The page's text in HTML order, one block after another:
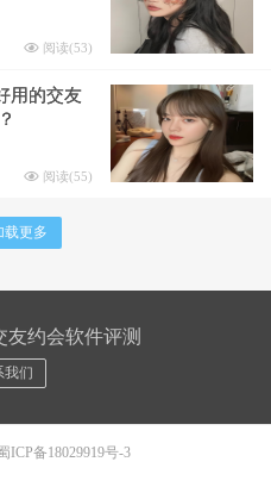
阅读(53)
用的交友
阅读(55)
载更多
友约会软件评测
我们
ICP备18029919号-3